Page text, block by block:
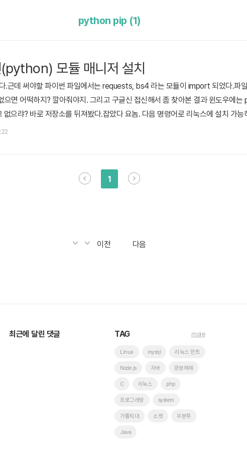
python pip (1)
모듈 매니저 설치
.근데 써야할 파이썬 파일에서는 requests, bs4 라는 모듈이 import 되었다.파
으면 어떡하지? 깔아줘야지. 그리고 구글신 접신해서 좀 찾아본 결과 윈도우에는
으랴? 바로 저장소를 뒤져봤다.잡았다 요놈. 다음 명령어로 리눅스에 설치 가
반 sudo apt-get install python-pip 실행법은 sudo pip [옵션] 이다. 리눅스 시스
1
이전 다음
최근에 달린 댓글 TAG
Linux mysql 리눅스 민트
Node.js 자바 운영체제
C 리눅스 php
프로그래밍 system
가톨릭대 소켓 우분투
Java
more